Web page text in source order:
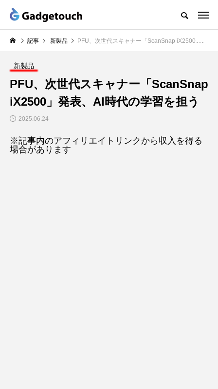
記事 新製品 PFU、次世代スキャナー「ScanSnap iX2500」発表、AI時代の学習を担う
新製品
PFU、次世代スキャナー「ScanSnap
iX2500」発表、AI時代の学習を担う
2025.06.24
※記事内のアフィリエイトリンクから収入を得る
場合があります